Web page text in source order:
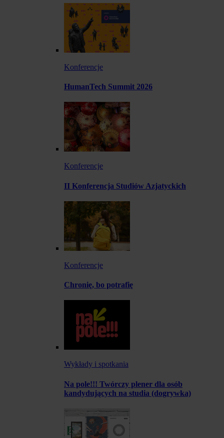
Konferencje
HumanTech Summit 2026
Konferencje
II Konferencja Studiów Azjatyckich
Konferencje
Chronię, bo potrafię
Wykłady i spotkania
Na pole!!! Twórczy plener dla osób
kandydujących na studia (dogrywka)